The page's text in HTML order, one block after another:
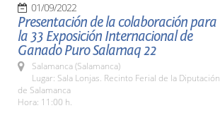
01/09/2022
Presentación de la colaboración para
la 33 Exposición Internacional de
Ganado Puro Salamaq 22
Salamanca (Salamanca)
Lugar: Sala Lonjas. Recinto Ferial de la Diputación
de Salamanca
Hora: 11:00 h.